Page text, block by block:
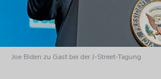
Joe Biden zu Gast bei der J-Street-Tagung